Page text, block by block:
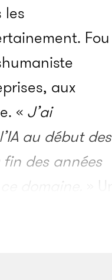
les
Fou
aux
«J’ai
au début des
des années
domaine.
Un
progresse à